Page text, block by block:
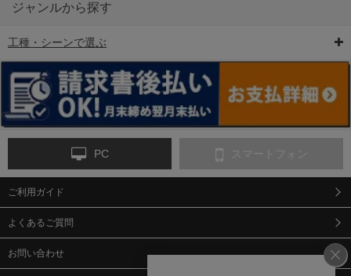
6-矢印板/LED矢印板
ンス
9-点字マット・タイ
ジャンルから探す
工種・シーンで選ぶ
PC スマートフォン
ご利用ガイド
よくあるご質問
お問い合わせ